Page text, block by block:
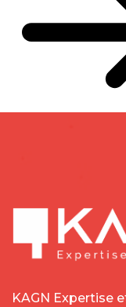
KAGN Expertise